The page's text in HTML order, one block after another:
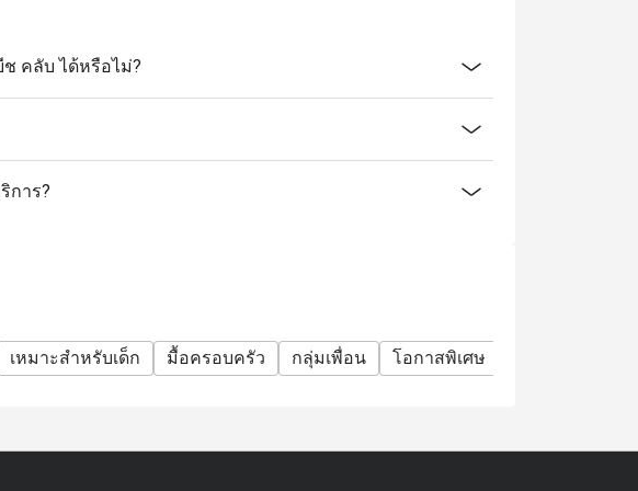
รถดูเมนูและรอได้ แต่จะต้องเริ่มสั่งอาหาร เมื่อถึงเวลาที่จองไว้
ที่จองเกิน 15 นาที ร้านสามารถยกเลิกการจองได้โดยอัตโนมัติ
จะต้องทำการจองใหม่ ทั้งนี้ขึ้นอยู่กับจำนวนที่นั่งว่าง และส่วนลด
นลดเดิม
คลับ ได้หรือไม่?
การ?
เหมาะสำหรับเด็ก มื้อครอบครัว กลุ่มเพื่อน โอกาสพิเศษ